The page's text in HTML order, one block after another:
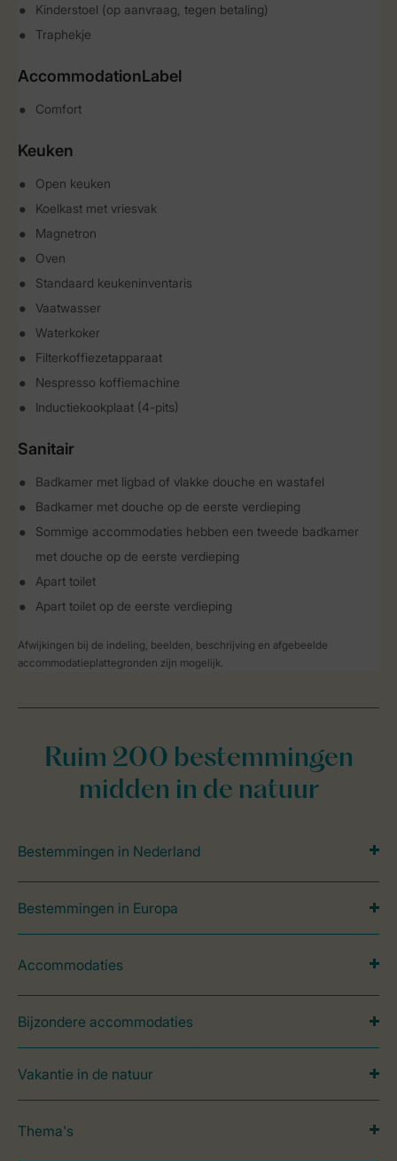
Kinderstoel (op aanvraag, tegen betaling)
Traphekje
AccommodationLabel
Comfort
Keuken
Open keuken
Koelkast met vriesvak
Magnetron
Oven
Standaard keukeninventaris
Vaatwasser
Waterkoker
Filterkoffiezetapparaat
Nespresso koffiemachine
Inductiekookplaat (4-pits)
Sanitair
Badkamer met ligbad of vlakke douche en wastafel
Badkamer met douche op de eerste verdieping
Sommige accommodaties hebben een tweede badkamer
met douche op de eerste verdieping
Apart toilet
Apart toilet op de eerste verdieping
Afwijkingen bij de indeling, beelden, beschrijving en afgebeelde
accommodatieplattegronden zijn mogelijk.
Ruim 200 bestemmingen
midden in de natuur
Bestemmingen in Nederland
Bestemmingen in Europa
Accommodaties
Bijzondere accommodaties
Vakantie in de natuur
Thema's